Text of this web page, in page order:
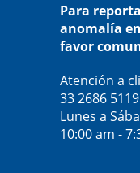
Para
anomalía
favor
Atención a
33 2686 5119
Lunes a
10:00 am -